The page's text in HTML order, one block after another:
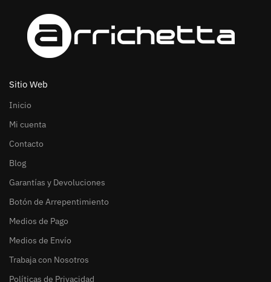
Sitio Web
Inicio
Mi cuenta
Contacto
Blog
Garantías y Devoluciones
Botón de Arrepentimiento
Medios de Pago
Medios de Envío
Trabaja con Nosotros
Políticas de Privacidad